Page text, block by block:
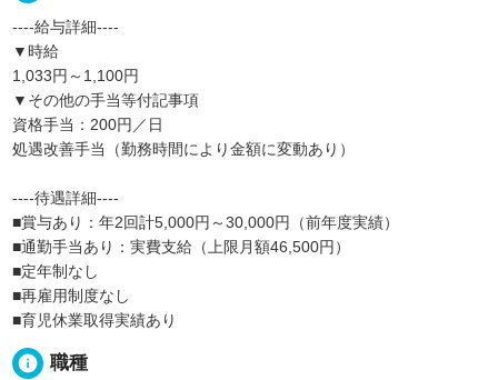
----給与詳細----
▼時給
1,033円～1,100円
▼その他の手当等付記事項
資格手当：200円／日
処遇改善手当（勤務時間により金額に変動あり）
----待遇詳細----
■賞与あり：年2回計5,000円～30,000円（前年度実績）
■通勤手当あり：実費支給（上限月額46,500円）
■定年制なし
■再雇用制度なし
■育児休業取得実績あり
info 職種